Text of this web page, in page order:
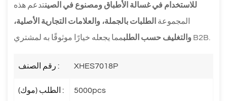
للاستخدام في غسالة الأطباق ومصنوع في الصينتدعم هذه
المجموعة الطلبات بالجملة، والعلامات التجارية الأصلية،
والتغليف حسب الطلب مما يجعله خيارًا موثوقًا به لمشتري B2B.
رقم الصنف : XHES7018P
الطلب (موك) : 5000pcs